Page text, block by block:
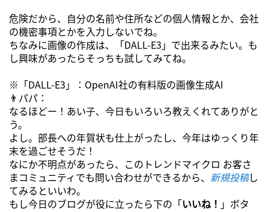
危険だから、自分の名前や住所などの個人情報とか、会社
の機密事項とかを入力しないでね。
ちなみに画像の作成は、「DALL-E3」で出来るみたい。も
し興味があったらそっちも試してみてね。
※「DALL-E3」：OpenAI社の有料版の画像生成AI
👨パパ：
なるほどー！あい子、今日もいろいろ教えくれてありがと
う。
よし。部長への年賀状も仕上がったし、今年はゆっくり年
末を過ごせそうだ！
なにか不明点があったら、このトレンドマイクロ お客さ
まコミュニティでも問い合わせができるから、 新規投稿し
てみるといいわ。
もし今日のブログが役に立ったら下の「いいね！ 」ボタ